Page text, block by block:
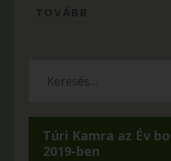
Túri Kamra az Év
2019-ben